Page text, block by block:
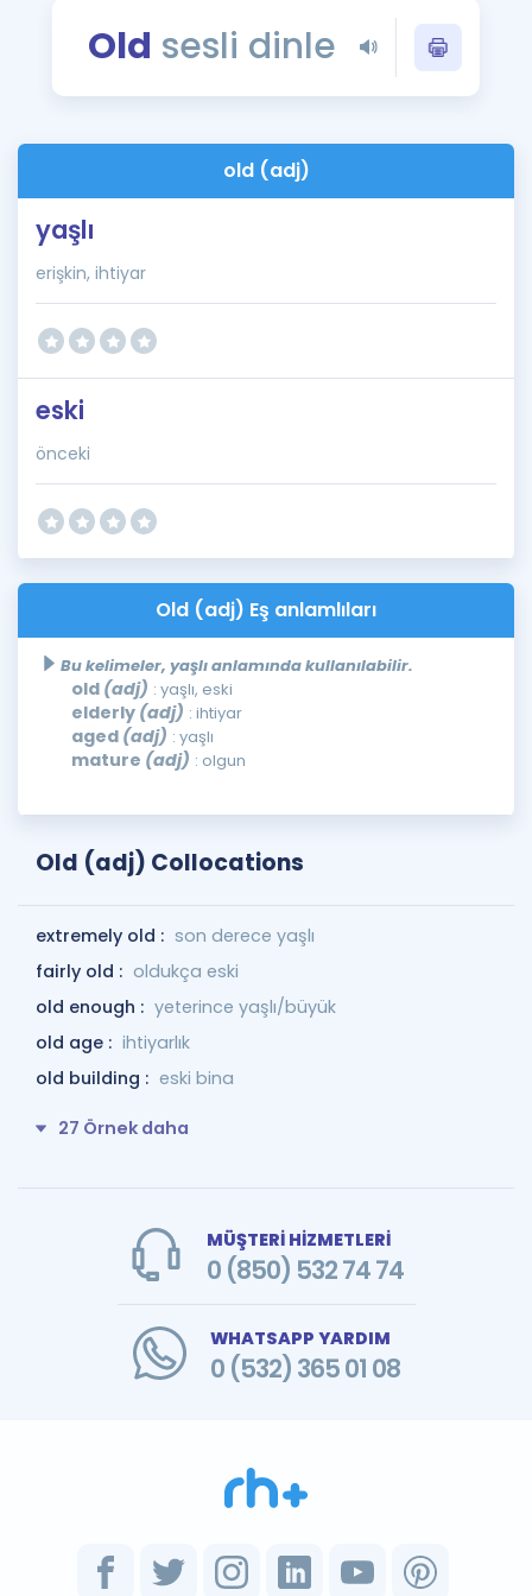
Blog
İngilizce Gramer
Old sesli dinle
old (adj)
yaşlı
erişkin, ihtiyar
eski
önceki
Old (adj) Eş anlamlıları
Bu kelimeler, yaşlı anlamında kullanılabilir.
old (adj) : yaşlı, eski
elderly (adj) : ihtiyar
aged (adj) : yaşlı
mature (adj) : olgun
Old (adj) Collocations
extremely old : son derece yaşlı
fairly old : oldukça eski
old enough : yeterince yaşlı/büyük
old age : ihtiyarlık
old building : eski bina
27 Örnek daha
MÜŞTERİ HİZMETLERİ
0 (850) 532 74 74
WHATSAPP YARDIM
0 (532) 365 01 08